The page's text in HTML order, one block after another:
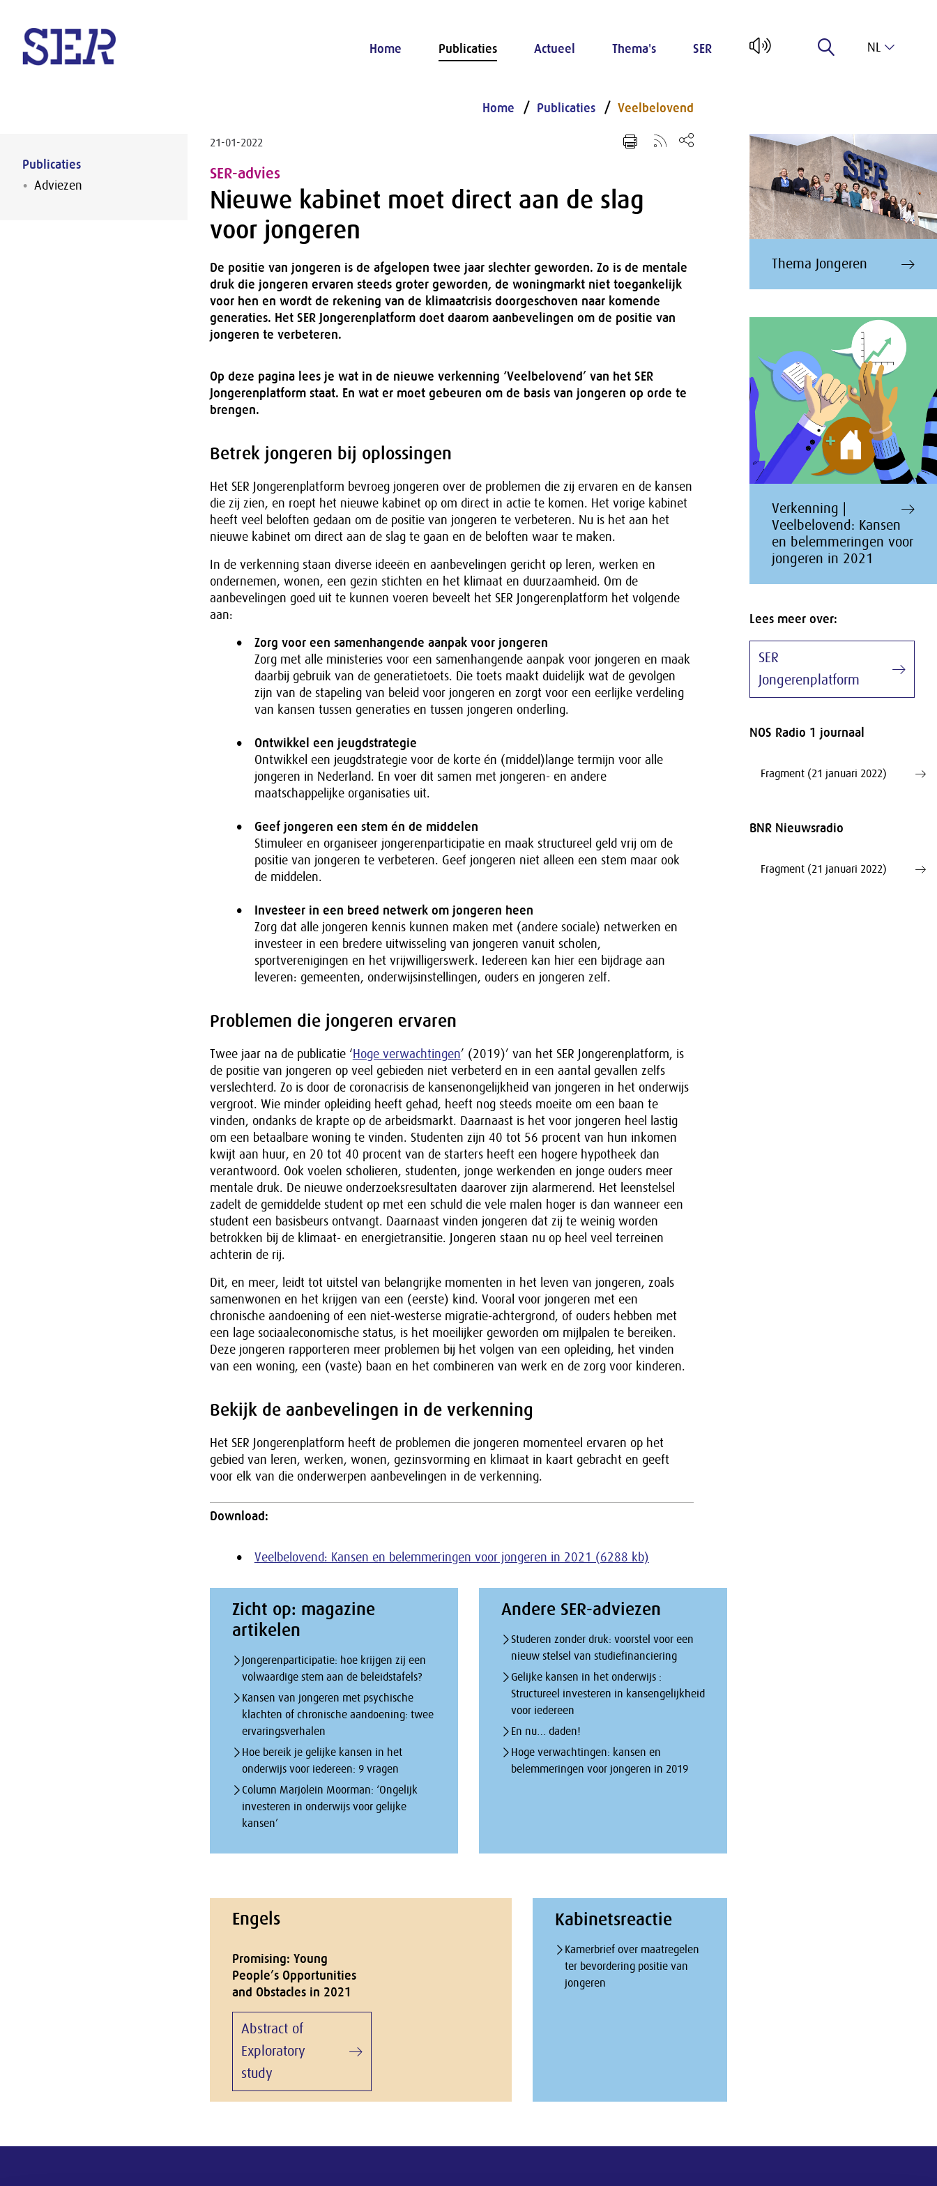
Home Publicaties Actueel Thema's SER NL
Publicaties
Adviezen
Home Publicaties Veelbelovend
21-01-2022
SER-advies
Nieuwe kabinet moet direct aan de slag
voor jongeren
De positie van jongeren is de afgelopen twee jaar slechter geworden. Zo is de mentale
druk die jongeren ervaren steeds groter geworden, de woningmarkt niet toegankelijk
voor hen en wordt de rekening van de klimaatcrisis doorgeschoven naar komende
generaties. Het SER Jongerenplatform doet daarom aanbevelingen om de positie van
jongeren te verbeteren.
Op deze pagina lees je wat in de nieuwe verkenning ‘Veelbelovend’ van het SER
Jongerenplatform staat. En wat er moet gebeuren om de basis van jongeren op orde te
brengen.
Betrek jongeren bij oplossingen
Het SER Jongerenplatform bevroeg jongeren over de problemen die zij ervaren en de kansen
die zij zien, en roept het nieuwe kabinet op om direct in actie te komen. Het vorige kabinet
heeft veel beloften gedaan om de positie van jongeren te verbeteren. Nu is het aan het
nieuwe kabinet om direct aan de slag te gaan en de beloften waar te maken.
In de verkenning staan diverse ideeën en aanbevelingen gericht op leren, werken en
ondernemen, wonen, een gezin stichten en het klimaat en duurzaamheid. Om de
aanbevelingen goed uit te kunnen voeren beveelt het SER Jongerenplatform het volgende
aan:
Zorg voor een samenhangende aanpak voor jongeren
Zorg met alle ministeries voor een samenhangende aanpak voor jongeren en maak
daarbij gebruik van de generatietoets. Die toets maakt duidelijk wat de gevolgen
zijn van de stapeling van beleid voor jongeren en zorgt voor een eerlijke verdeling
van kansen tussen generaties en tussen jongeren onderling.
Ontwikkel een jeugdstrategie
Ontwikkel een jeugdstrategie voor de korte én (middel)lange termijn voor alle
jongeren in Nederland. En voer dit samen met jongeren- en andere
maatschappelijke organisaties uit.
Geef jongeren een stem én de middelen
Stimuleer en organiseer jongerenparticipatie en maak structureel geld vrij om de
positie van jongeren te verbeteren. Geef jongeren niet alleen een stem maar ook
de middelen.
Investeer in een breed netwerk om jongeren heen
Zorg dat alle jongeren kennis kunnen maken met (andere sociale) netwerken en
investeer in een bredere uitwisseling van jongeren vanuit scholen,
sportverenigingen en het vrijwilligerswerk. Iedereen kan hier een bijdrage aan
leveren: gemeenten, onderwijsinstellingen, ouders en jongeren zelf.
Problemen die jongeren ervaren
Twee jaar na de publicatie ‘ Hoge verwachtingen’ (2019)’ van het SER Jongerenplatform, is
de positie van jongeren op veel gebieden niet verbeterd en in een aantal gevallen zelfs
verslechterd. Zo is door de coronacrisis de kansenongelijkheid van jongeren in het onderwijs
vergroot. Wie minder opleiding heeft gehad, heeft nog steeds moeite om een baan te
vinden, ondanks de krapte op de arbeidsmarkt. Daarnaast is het voor jongeren heel lastig
om een betaalbare woning te vinden. Studenten zijn 40 tot 56 procent van hun inkomen
kwijt aan huur, en 20 tot 40 procent van de starters heeft een hogere hypotheek dan
verantwoord. Ook voelen scholieren, studenten, jonge werkenden en jonge ouders meer
mentale druk. De nieuwe onderzoeksresultaten daarover zijn alarmerend. Het leenstelsel
zadelt de gemiddelde student op met een schuld die vele malen hoger is dan wanneer een
student een basisbeurs ontvangt. Daarnaast vinden jongeren dat zij te weinig worden
betrokken bij de klimaat- en energietransitie. Jongeren staan nu op heel veel terreinen
achterin de rij.
Dit, en meer, leidt tot uitstel van belangrijke momenten in het leven van jongeren, zoals
samenwonen en het krijgen van een (eerste) kind. Vooral voor jongeren met een
chronische aandoening of een niet-westerse migratie-achtergrond, of ouders hebben met
een lage sociaaleconomische status, is het moeilijker geworden om mijlpalen te bereiken.
Deze jongeren rapporteren meer problemen bij het volgen van een opleiding, het vinden
van een woning, een (vaste) baan en het combineren van werk en de zorg voor kinderen.
Bekijk de aanbevelingen in de verkenning
Het SER Jongerenplatform heeft de problemen die jongeren momenteel ervaren op het
gebied van leren, werken, wonen, gezinsvorming en klimaat in kaart gebracht en geeft
voor elk van die onderwerpen aanbevelingen in de verkenning.
Download:
Veelbelovend: Kansen en belemmeringen voor jongeren in 2021 (6288 kb)
Zicht op: magazine
artikelen
Jongerenparticipatie: hoe krijgen zij een
volwaardige stem aan de beleidstafels?
Kansen van jongeren met psychische
klachten of chronische aandoening: twee
ervaringsverhalen
Hoe bereik je gelijke kansen in het
onderwijs voor iedereen: 9 vragen
Column Marjolein Moorman: ‘Ongelijk
investeren in onderwijs voor gelijke
kansen’
Andere SER-adviezen
Studeren zonder druk: voorstel voor een
nieuw stelsel van studiefinanciering
Gelijke kansen in het onderwijs :
Structureel investeren in kansengelijkheid
voor iedereen
En nu… daden!
Hoge verwachtingen: kansen en
belemmeringen voor jongeren in 2019
Engels
Promising: Young
People’s Opportunities
and Obstacles in 2021
Abstract of
Exploratory
study
Kabinetsreactie
Kamerbrief over maatregelen
ter bevordering positie van
jongeren
Thema Jongeren
Verkenning |
Veelbelovend: Kansen
en belemmeringen voor
jongeren in 2021
Lees meer over:
SER
Jongerenplatform
NOS Radio 1 journaal
Fragment (21 januari 2022)
BNR Nieuwsradio
Fragment (21 januari 2022)